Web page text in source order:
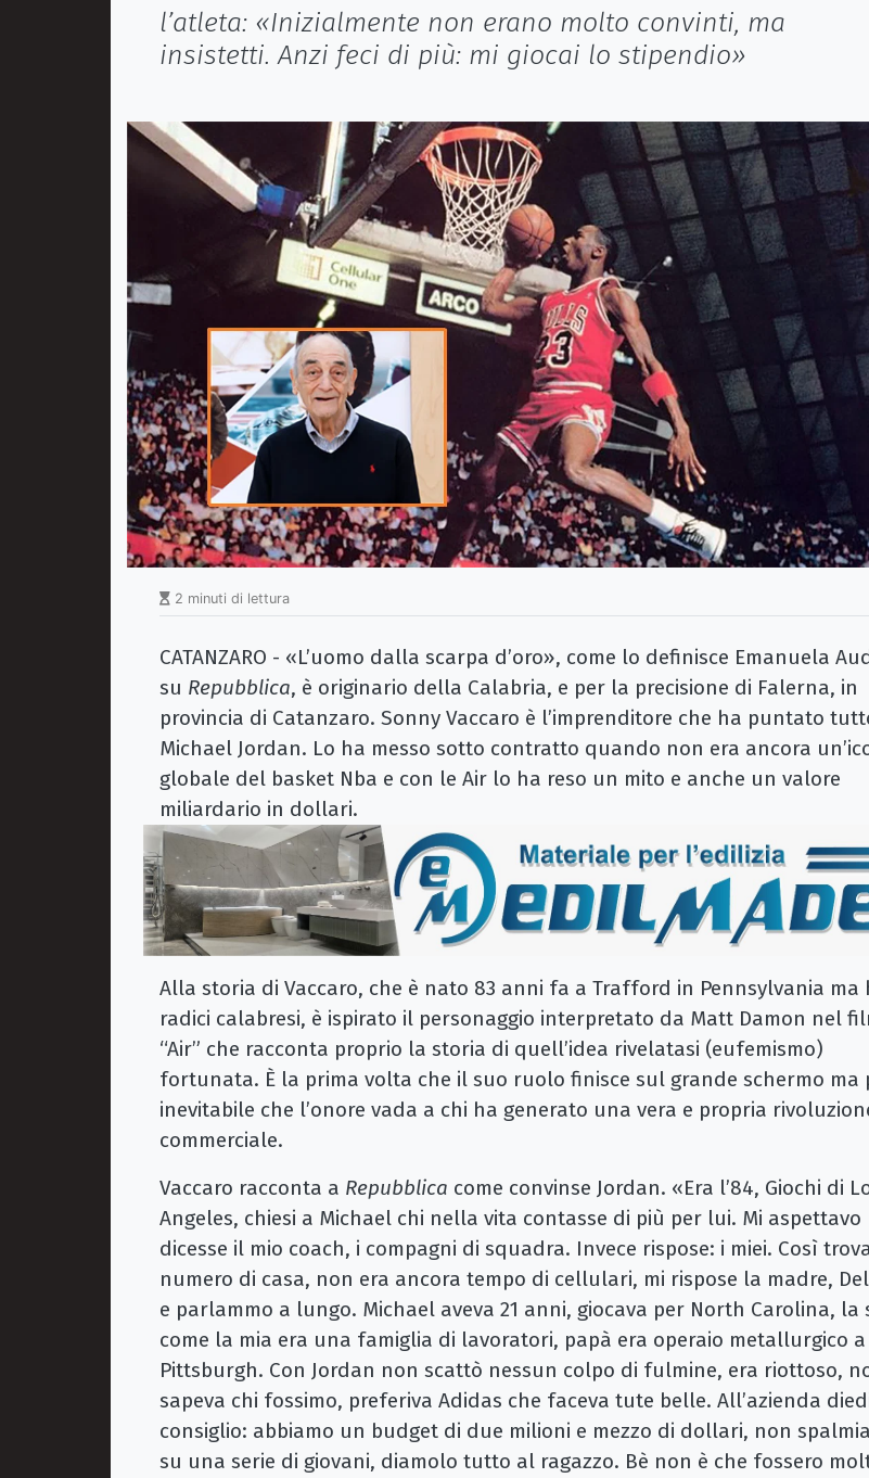
l’atleta: «Inizialmente non erano molto convinti, ma
insistetti. Anzi feci di più: mi giocai lo stipendio»
2 minuti di lettura
CATANZARO - «L’uomo dalla scarpa d’oro», come lo definisce Emanuela
su Repubblica, è originario della Calabria, e per la precisione di Falerna, in
provincia di Catanzaro. Sonny Vaccaro è l’imprenditore che ha puntato
Michael Jordan. Lo ha messo sotto contratto quando non era ancora
globale del basket Nba e con le Air lo ha reso un mito e anche un valore
miliardario in dollari.
Alla storia di Vaccaro, che è nato 83 anni fa a Trafford in Pennsylvania ma
radici calabresi, è ispirato il personaggio interpretato da Matt Damon nel
“Air” che racconta proprio la storia di quell’idea rivelatasi (eufemismo)
fortunata. È la prima volta che il suo ruolo finisce sul grande schermo ma
inevitabile che l’onore vada a chi ha generato una vera e propria
commerciale.
Vaccaro racconta a Repubblica come convinse Jordan. «Era l’84, Giochi di
Angeles, chiesi a Michael chi nella vita contasse di più per lui. Mi aspettavo
dicesse il mio coach, i compagni di squadra. Invece rispose: i miei. Così
numero di casa, non era ancora tempo di cellulari, mi rispose la madre,
e parlammo a lungo. Michael aveva 21 anni, giocava per North Carolina, la
come la mia era una famiglia di lavoratori, papà era operaio metallurgico a
Pittsburgh. Con Jordan non scattò nessun colpo di fulmine, era riottoso,
sapeva chi fossimo, preferiva Adidas che faceva tute belle. All’azienda
consiglio: abbiamo un budget di due milioni e mezzo di dollari, non
su una serie di giovani, diamolo tutto al ragazzo. Bè non è che fossero